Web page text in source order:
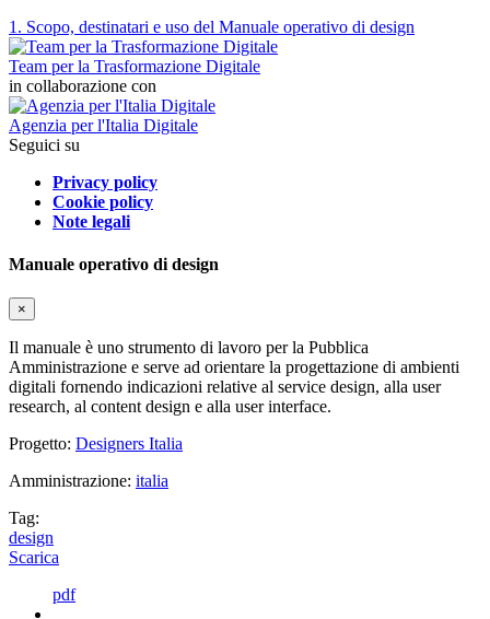
1. Scopo, destinatari e uso del Manuale operativo di design
Team per la Trasformazione Digitale
in collaborazione con
Agenzia per l'Italia Digitale
Seguici su
Privacy policy
Cookie policy
Note legali
Manuale operativo di design
×
Il manuale è uno strumento di lavoro per la Pubblica
Amministrazione e serve ad orientare la progettazione di ambienti
digitali fornendo indicazioni relative al service design, alla user
research, al content design e alla user interface.
Progetto: Designers Italia
Amministrazione: italia
Tag:
design
Scarica
pdf